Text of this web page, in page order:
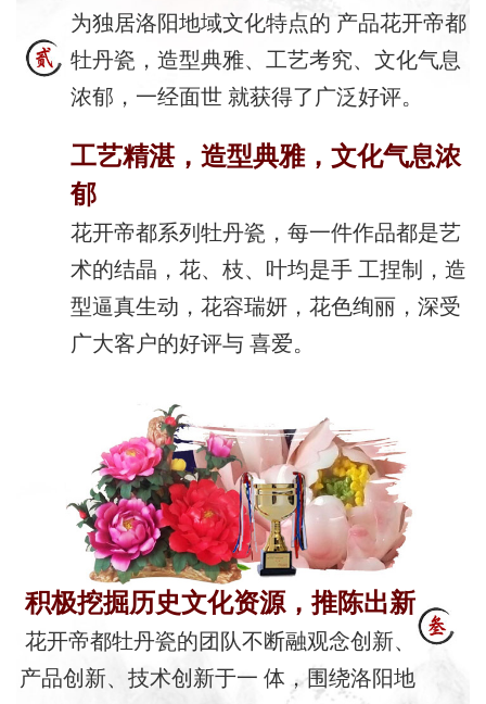
为独居洛阳地域文化特点的 产品花开帝都
牡丹瓷，造型典雅、工艺考究、文化气息
浓郁，一经面世 就获得了广泛好评。
工艺精湛，造型典雅，文化气息浓
郁
花开帝都系列牡丹瓷，每一件作品都是艺
术的结晶，花、枝、叶均是手 工捏制，造
型逼真生动，花容瑞妍，花色绚丽，深受
广大客户的好评与 喜爱。
积极挖掘历史文化资源，推陈出新
花开帝都牡丹瓷的团队不断融观念创新、
产品创新、技术创新于一 体，围绕洛阳地